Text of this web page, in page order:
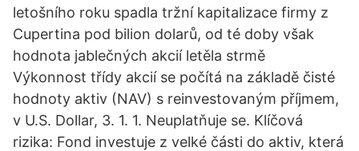
letošního roku spadla tržní kapitalizace firmy z
Cupertina pod bilion dolarů, od té doby však
hodnota jablečných akcií letěla strmě
Výkonnost třídy akcií se počítá na základě čisté
hodnoty aktiv (NAV) s reinvestovaným příjmem,
v U.S. Dollar, 3. 1. 1. Neuplatňuje se. Klíčová
rizika: Fond investuje z velké části do aktiv, která